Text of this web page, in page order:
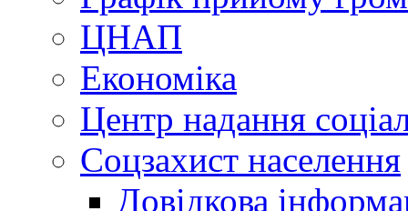
ЦНАП
Економіка
Центр надання
Соцзахист населення
Довідкова